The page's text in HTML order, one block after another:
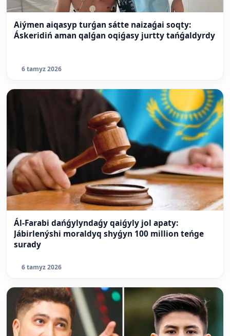
Aiýmen aiqasyp turǵan sátte naizaǵai soqty:
Áskeridiń aman qalǵan oqiǵasy jurtty tańǵaldyrdy
6 tamyz 2026
Ál-Farabi dańǵylyndaǵy qaiǵyly jol apaty:
Jábirlenýshi moraldyq shyǵyn 100 million teńge
surady
6 tamyz 2026